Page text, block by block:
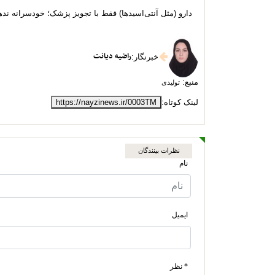
دارو (مثل آنتی‌اسیدها) فقط با تجویز پزشک؛ خودسرانه
خبرنگار :راضیه دیانت
منبع: تولیدی
لینک کوتاه: https://nayzinews.ir/0003TM
نظرات بینندگان
نام
ایمیل
* نظر